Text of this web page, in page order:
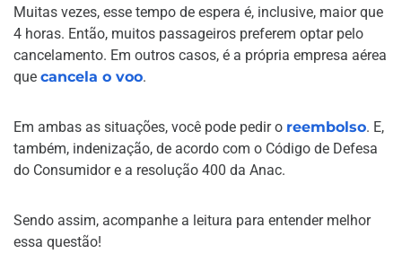
Muitas vezes, esse tempo de espera é, inclusive, maior que
4 horas. Então, muitos passageiros preferem optar pelo
cancelamento. Em outros casos, é a própria empresa aérea
que cancela o voo.
Em ambas as situações, você pode pedir o reembolso. E,
também, indenização, de acordo com o Código de Defesa
do Consumidor e a resolução 400 da Anac.
Sendo assim, acompanhe a leitura para entender melhor
essa questão!